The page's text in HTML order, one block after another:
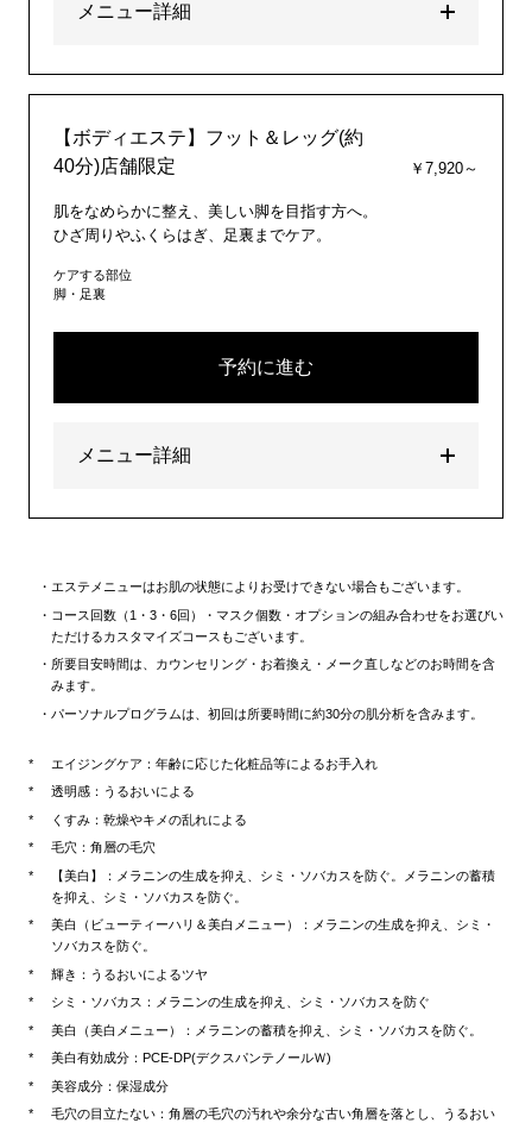
メニュー詳細
【ボディエステ】フット＆レッグ(約
40分)店舗限定
￥7,920～
肌をなめらかに整え、美しい脚を目指す方へ。
ひざ周りやふくらはぎ、足裏までケア。
ケアする部位
脚・足裏
予約に進む
メニュー詳細
エステメニューはお肌の状態によりお受けできない場合もございます。
コース回数（1・3・6回）・マスク個数・オプションの組み合わせをお選びい
ただけるカスタマイズコースもございます。
所要目安時間は、カウンセリング・お着換え・メーク直しなどのお時間を含
みます。
パーソナルプログラムは、初回は所要時間に約30分の肌分析を含みます。
エイジングケア：年齢に応じた化粧品等によるお手入れ
透明感：うるおいによる
くすみ：乾燥やキメの乱れによる
毛穴：角層の毛穴
【美白】：メラニンの生成を抑え、シミ・ソバカスを防ぐ。メラニンの蓄積
を抑え、シミ・ソバカスを防ぐ。
美白（ビューティーハリ＆美白メニュー）：メラニンの生成を抑え、シミ・
ソバカスを防ぐ。
輝き：うるおいによるツヤ
シミ・ソバカス：メラニンの生成を抑え、シミ・ソバカスを防ぐ
美白（美白メニュー）：メラニンの蓄積を抑え、シミ・ソバカスを防ぐ。
美白有効成分：PCE-DP(デクスパンテノールＷ)
美容成分：保湿成分
毛穴の目立たない：角層の毛穴の汚れや余分な古い角層を落とし、うるおい